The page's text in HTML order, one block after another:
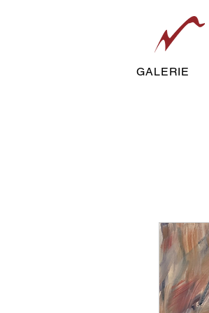
GALERIE